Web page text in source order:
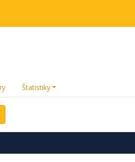
Štatistiky